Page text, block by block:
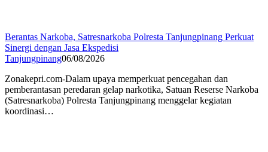
Berantas Narkoba, Satresnarkoba Polresta Tanjungpinang Perkuat
Sinergi dengan Jasa Ekspedisi
Tanjungpinang06/08/2026
Zonakepri.com-Dalam upaya memperkuat pencegahan dan
pemberantasan peredaran gelap narkotika, Satuan Reserse Narkoba
(Satresnarkoba) Polresta Tanjungpinang menggelar kegiatan
koordinasi…